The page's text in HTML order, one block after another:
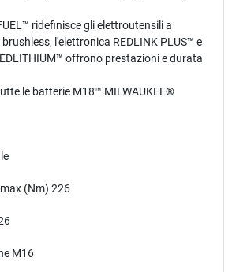
ridefinisce gli elettroutensili a
l'elettronica REDLINK PLUS™ e
offrono prestazioni e durata
le batterie M18™ MILWAUKEE®
(Nm) 226
M16